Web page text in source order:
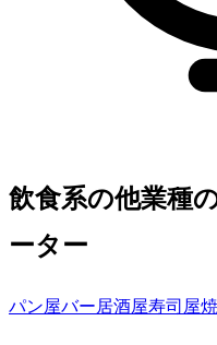
飲食系の他業種
ーター
パン屋バー居酒屋寿司屋